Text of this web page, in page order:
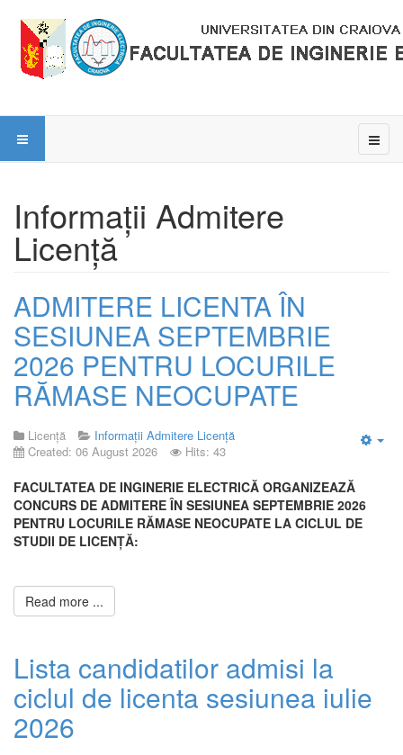
Informații Admitere
Licență
ADMITERE LICENTA ÎN
SESIUNEA SEPTEMBRIE
2026 PENTRU LOCURILE
RĂMASE NEOCUPATE
Licență
Informații Admitere Licență
Created: 06 August 2026
Hits: 43
FACULTATEA DE INGINERIE ELECTRICĂ ORGANIZEAZĂ
CONCURS DE ADMITEREÎN SESIUNEA SEPTEMBRIE 2026
PENTRU LOCURILE RĂMASE NEOCUPATE LA CICLUL DE
STUDII DE LICENȚĂ:
Read more ...
Lista candidatilor admisi la
ciclul de licenta sesiunea iulie
2026